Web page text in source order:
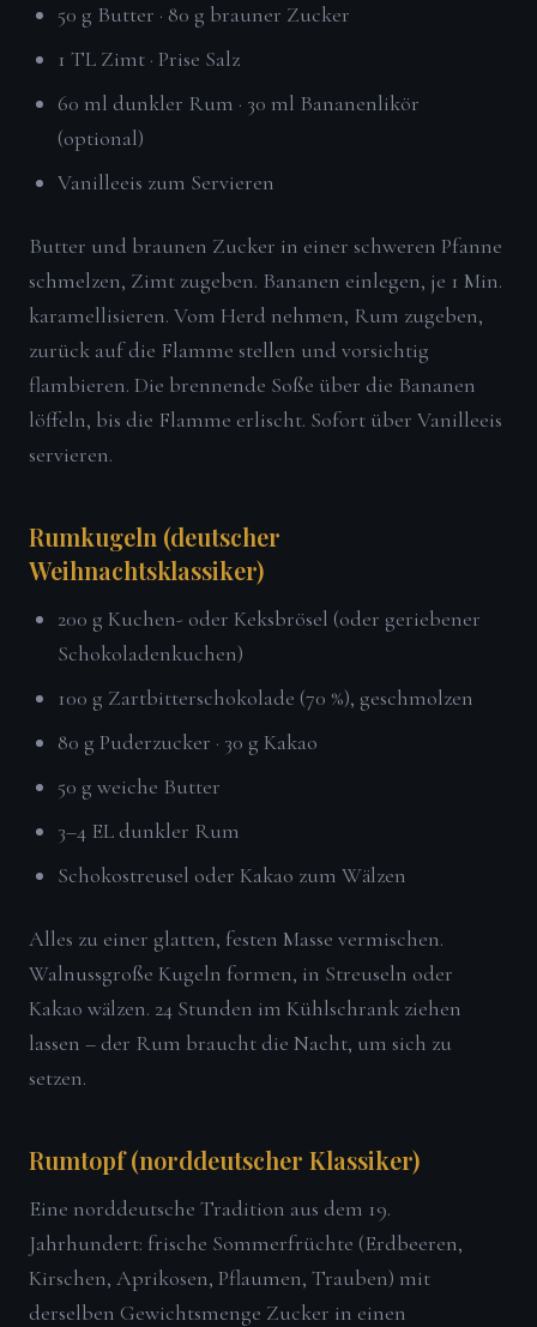
50 g Butter · 80 g brauner Zucker
1 TL Zimt · Prise Salz
60 ml dunkler Rum · 30 ml Bananenlikör
(optional)
Vanilleeis zum Servieren
Butter und braunen Zucker in einer schweren Pfanne
schmelzen, Zimt zugeben. Bananen einlegen, je 1 Min.
karamellisieren. Vom Herd nehmen, Rum zugeben,
zurück auf die Flamme stellen und vorsichtig
flambieren. Die brennende Soße über die Bananen
löffeln, bis die Flamme erlischt. Sofort über Vanilleeis
servieren.
Rumkugeln (deutscher
Weihnachtsklassiker)
200 g Kuchen- oder Keksbrösel (oder geriebener
Schokoladenkuchen)
100 g Zartbitterschokolade (70 %), geschmolzen
80 g Puderzucker · 30 g Kakao
50 g weiche Butter
3–4 EL dunkler Rum
Schokostreusel oder Kakao zum Wälzen
Alles zu einer glatten, festen Masse vermischen.
Walnussgroße Kugeln formen, in Streuseln oder
Kakao wälzen. 24 Stunden im Kühlschrank ziehen
lassen – der Rum braucht die Nacht, um sich zu
setzen.
Rumtopf (norddeutscher Klassiker)
Eine norddeutsche Tradition aus dem 19.
Jahrhundert: frische Sommerfrüchte (Erdbeeren,
Kirschen, Aprikosen, Pflaumen, Trauben) mit
derselben Gewichtsmenge Zucker in einen